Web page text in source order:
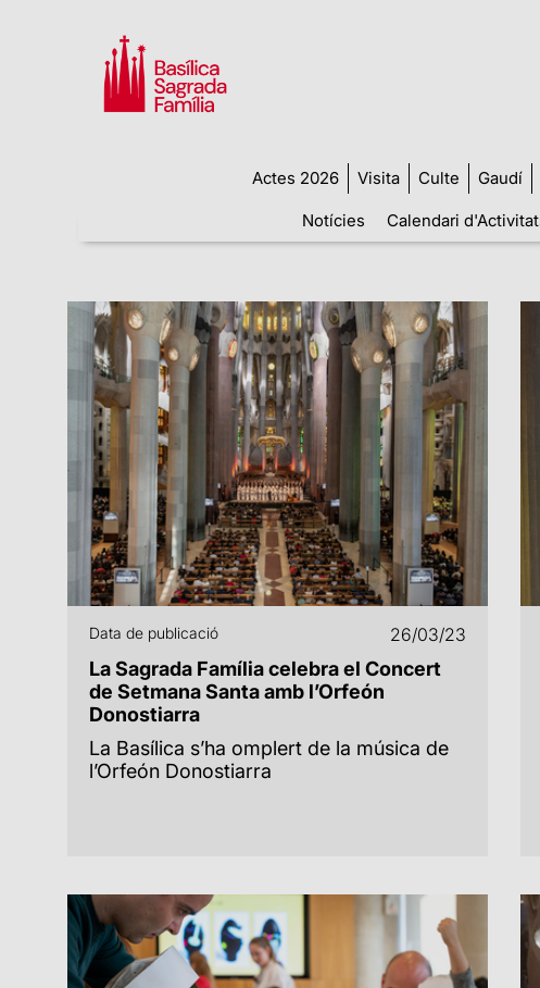
Actes 2026 Visita Culte Gaudí
Notícies
Calendari
Data de publicació 26/03/23
La Sagrada Família celebra el Concert
de Setmana Santa amb l’Orfeón
Donostiarra
La Basílica s’ha omplert de la música de
l’Orfeón Donostiarra